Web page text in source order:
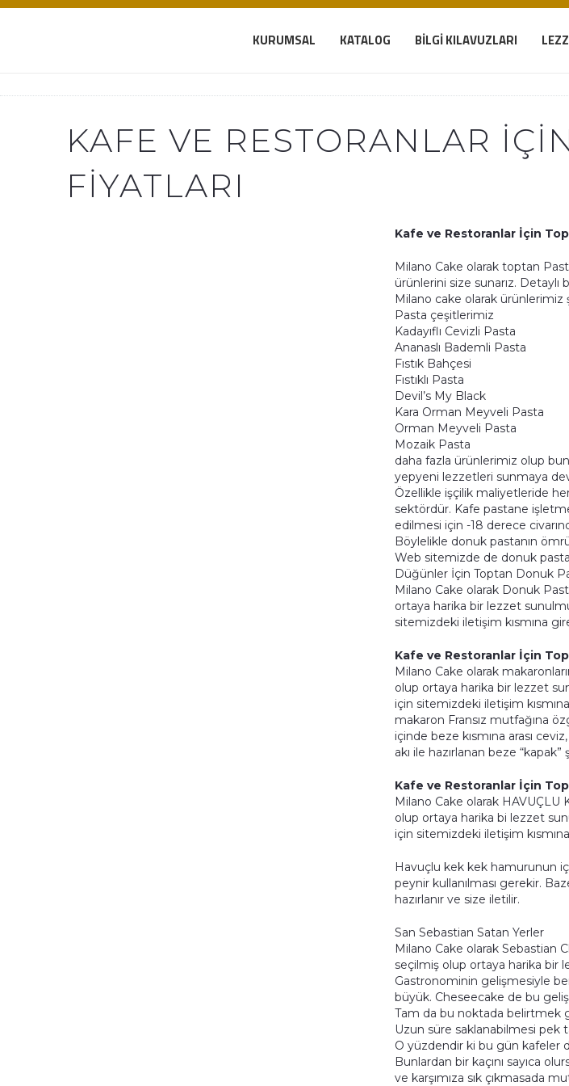
KURUMSAL KATALOG BILGI KILAVUZLARI
KAFE VE RESTORANLAR
FIYATLARI
Kafe ve Restoranlar İçin
Milano Cake olarak toptan
ürünlerini size sunarız.
Milano cake olarak ürünlerimiz
Pasta çeşitlerimiz
Kadayıflı Cevizli Pasta
Ananaslı Bademli Pasta
Fıstık Bahçesi
Fıstıklı Pasta
Devil’s My Black
Kara Orman Meyveli Pasta
Orman Meyveli Pasta
Mozaik Pasta
daha fazla ürünlerimiz olup
yepyeni lezzetleri sunmaya
Özellikle işçilik maliyetleride
sektördür. Kafe pastane
edilmesi için -18 derece
Böylelikle donuk pastanın
Web sitemizde de donuk
Düğünler İçin Toptan Donuk
Milano Cake olarak Donuk
ortaya harika bir lezzet
sitemizdeki iletişim kısmına
Kafe ve Restoranlar İçin
Milano Cake olarak
olup ortaya harika bir lezzet
için sitemizdeki iletişim
makaron Fransız mutfağına
içinde beze kısmına arası
akı ile hazırlanan beze “kapak”
Kafe ve Restoranlar İçin
Milano Cake olarak
olup ortaya harika bi lezzet
için sitemizdeki iletişim
Havuçlu kek kek hamurunun
peynir kullanılması gerekir.
hazırlanır ve size iletilir.
San Sebastian Satan Yerler
Milano Cake olarak Sebastian
seçilmiş olup ortaya harika bir
Gastronominin gelişmesiyle
büyük. Cheseecake de bu
Tam da bu noktada belirtmek
Uzun süre saklanabilmesi pek
O yüzdendir ki bu gün kafeler
Bunlardan bir kaçını sayıca
ve karşımıza sık çıkmasada